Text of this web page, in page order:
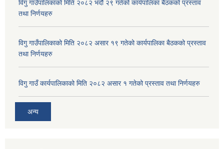
विगु गाउँपालिकाको मिति २०८२ भदौ २९ गतेको कार्यपालिका बैठकको प्रस्ताव
तथा निर्णयहरु
विगु गाउँपालिकाको मिति २०८२ असार १९ गतेको कार्यपालिका बैठकको प्रस्ताव
तथा निर्णयहरु
विगु गाउँ कार्यपालिकाको मिति २०८२ असार १ गतेको प्रस्ताव तथा निर्णयहरु
अन्य